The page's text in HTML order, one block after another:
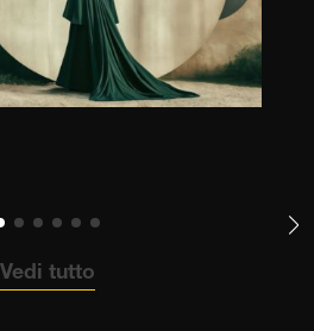
Vedi tutto